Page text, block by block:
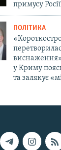
примусу
ПОЛІТИКА
у Криму
та залякує